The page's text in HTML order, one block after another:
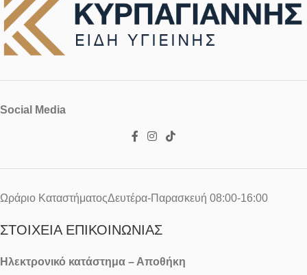
Social Media
Ωράριο ΚαταστήματοςΔευτέρα-Παρασκευή 08:00-16:00
ΣΤΟΙΧΕΊΑ ΕΠΙΚΟΙΝΩΝΊΑΣ
Ηλεκτρονικό κατάστημα – Αποθήκη